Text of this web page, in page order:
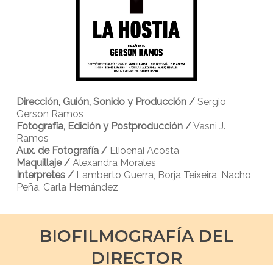
Dirección, Guión, Sonido y Producción /Sergio
Gerson Ramos
Fotografía, Edición y Postproducción /Vasni J.
Ramos
Aux. de Fotografía /Elioenai Acosta
Maquillaje /Alexandra Morales
Interpretes / Lamberto Guerra, Borja Teixeira, Nacho
Peña, Carla Hernández
BIOFILMOGRAFÍA DEL
DIRECTOR